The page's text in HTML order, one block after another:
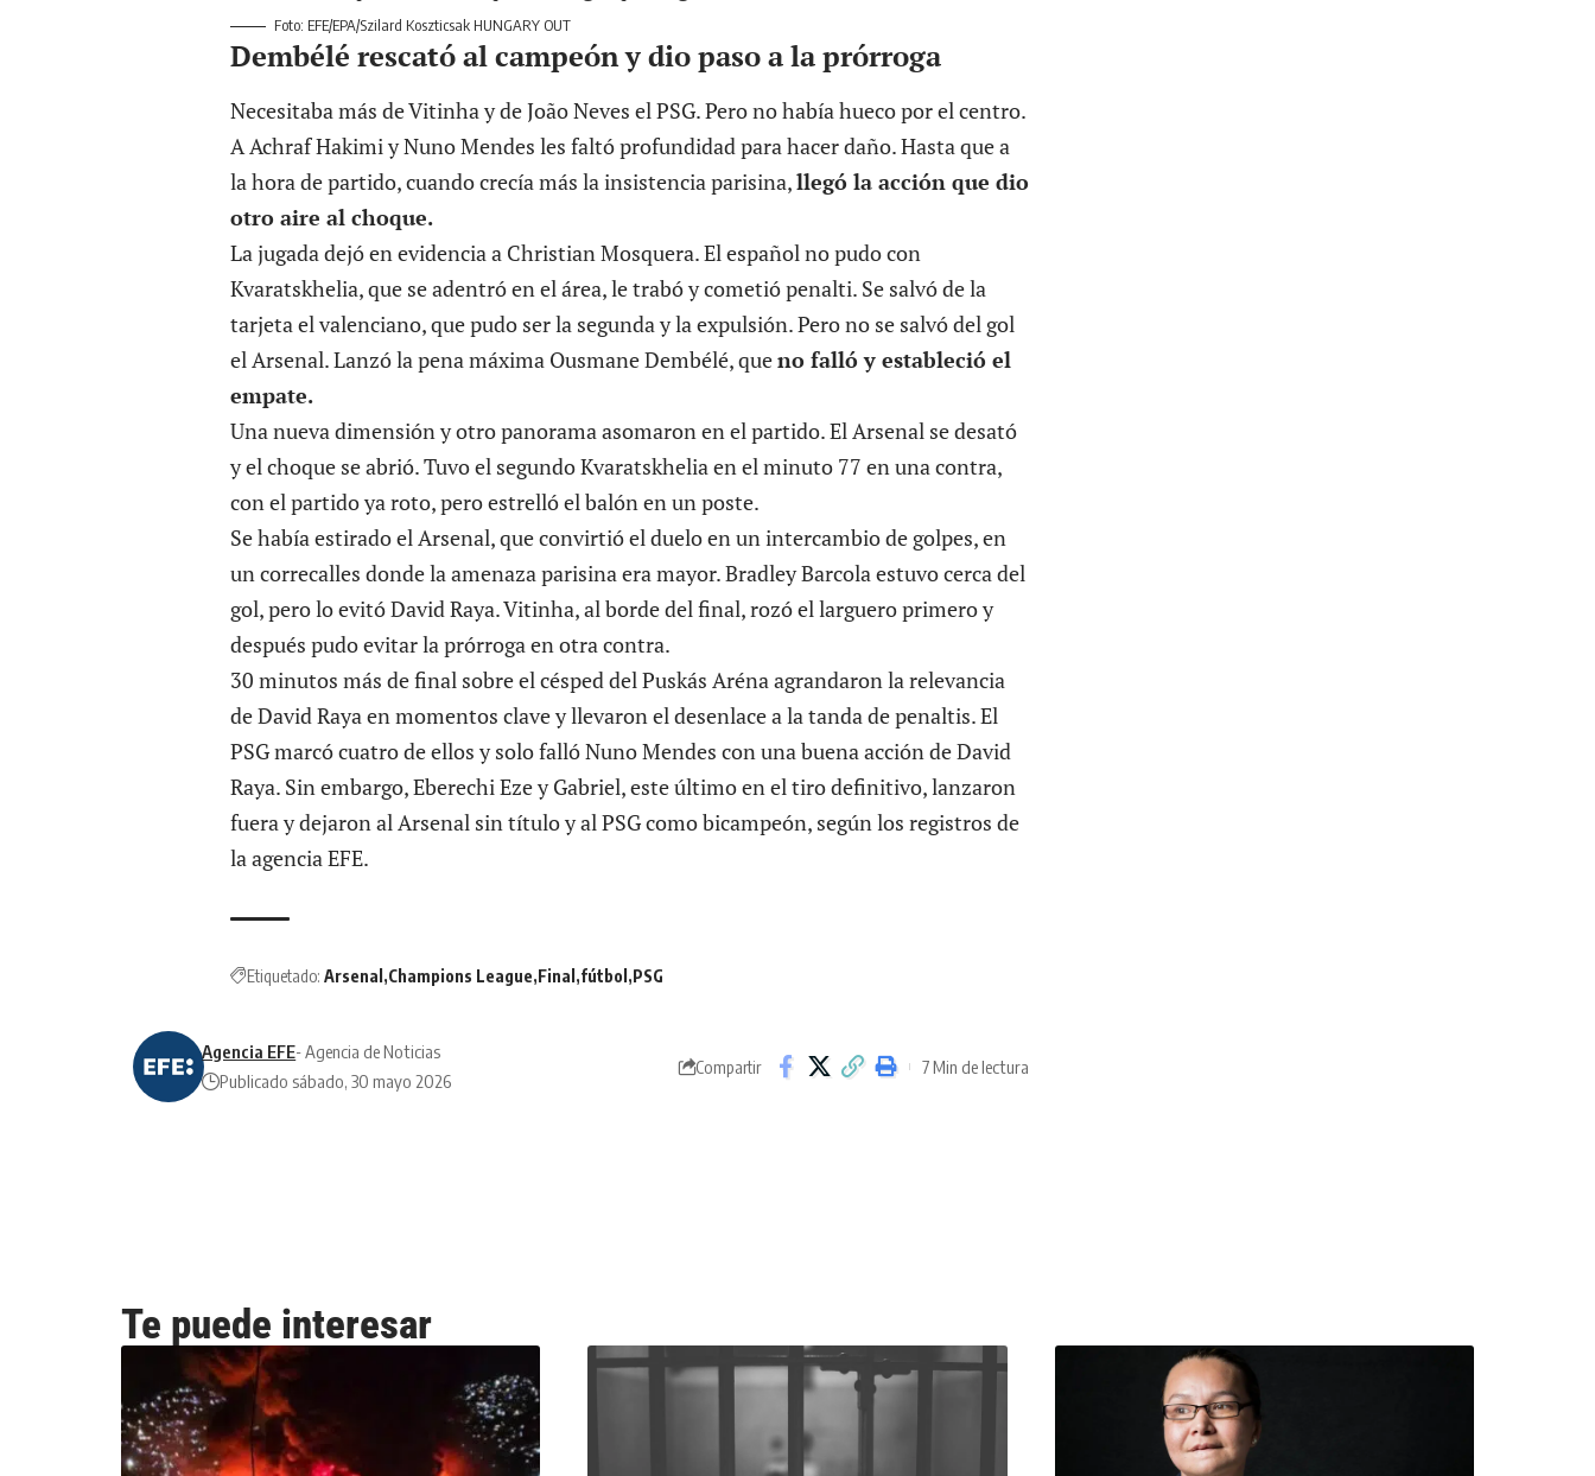
Foto: EFE/EPA/Szilard Koszticsak HUNGARY OUT
Dembélé rescató al campeón y dio paso a la prórroga
Necesitaba más de Vitinha y de João Neves el PSG. Pero no había hueco por el centro.
A Achraf Hakimi y Nuno Mendes les faltó profundidad para hacer daño. Hasta que a
la hora de partido, cuando crecía más la insistencia parisina,llegó la acción que dio
otro aire al choque.
La jugada dejó en evidencia a Christian Mosquera. El español no pudo con
Kvaratskhelia, que se adentró en el área, le trabó y cometió penalti. Se salvó de la
tarjeta el valenciano, que pudo ser la segunda y la expulsión. Pero no se salvó del gol
el Arsenal. Lanzó la pena máxima Ousmane Dembélé, queno falló y estableció el
empate.
Una nueva dimensión y otro panorama asomaron en el partido. El Arsenal se desató
y el choque se abrió. Tuvo el segundo Kvaratskhelia en el minuto 77 en una contra,
con el partido ya roto, pero estrelló el balón en un poste.
Se había estirado el Arsenal, que convirtió el duelo en un intercambio de golpes, en
un correcalles donde la amenaza parisina era mayor. Bradley Barcola estuvo cerca del
gol, pero lo evitó David Raya. Vitinha, al borde del final, rozó el larguero primero y
después pudo evitar la prórroga en otra contra.
30 minutos más de final sobre el césped del Puskás Aréna agrandaron la relevancia
de David Raya en momentos clave y llevaron el desenlace a la tanda de penaltis. El
PSG marcó cuatro de ellos y solo falló Nuno Mendes con una buena acción de David
Raya. Sin embargo, Eberechi Eze y Gabriel, este último en el tiro definitivo, lanzaron
fuera y dejaron al Arsenal sin título y al PSG como bicampeón, según los registros de
la agencia EFE.
Etiquetado: Arsenal Champions League Final fútbol PSG
Agencia EFE- Agencia de Noticias
Publicado sábado, 30 mayo 2026
Compartir 7 Min de lectura
Te puede interesar